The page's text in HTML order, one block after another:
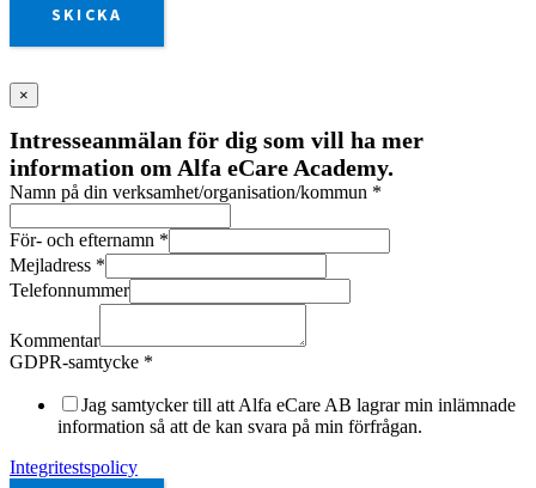
SKICKA
×
Intresseanmälan för dig som vill ha mer
information om Alfa eCare Academy.
Namn på din verksamhet/organisation/kommun *
För- och efternamn *
Mejladress *
Telefonnummer
Kommentar
GDPR-samtycke *
Jag samtycker till att Alfa eCare AB lagrar min inlämnade
information så att de kan svara på min förfrågan.
Integritestspolicy